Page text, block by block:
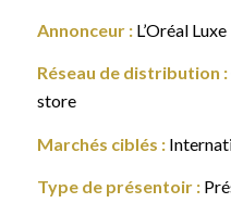
Annonceur :L’Oréal Luxe
Réseau de distribution :
store
Marchés ciblés :
Type de présentoir :